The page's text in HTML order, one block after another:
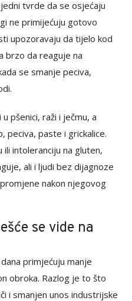
tvrde da se osjećaju
ne primijećuju gotovo
upozoravaju da tijelo kod
brzo da reaguje na
se smanje peciva,
pšenici, raži i ječmu, a
peciva, paste i grickalice.
ili intoleranciju na gluten,
ali i ljudi bez dijagnoze
nakon njegovog
se vide na
primjećuju manje
obroka. Razlog je to što
i smanjen unos industrijske